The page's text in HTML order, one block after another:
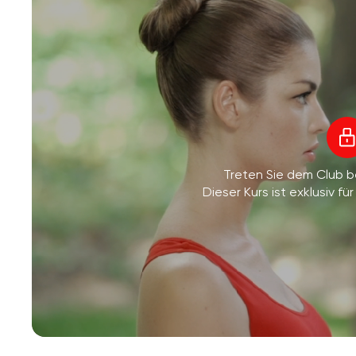
Treten Sie dem Club
Dieser Kurs ist exklusiv